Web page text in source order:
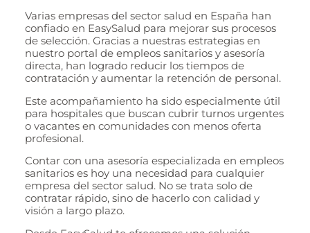
Varias empresas del sector salud en España han
confiado en EasySalud para mejorar sus procesos
de selección. Gracias a nuestras estrategias en
nuestro portal de empleos sanitarios y asesoría
directa, han logrado reducir los tiempos de
contratación y aumentar la retención de personal.
Este acompañamiento ha sido especialmente útil
para hospitales que buscan cubrir turnos urgentes
o vacantes en comunidades con menos oferta
profesional.
Contar con una asesoría especializada en empleos
sanitarios es hoy una necesidad para cualquier
empresa del sector salud. No se trata solo de
contratar rápido, sino de hacerlo con calidad y
visión a largo plazo.